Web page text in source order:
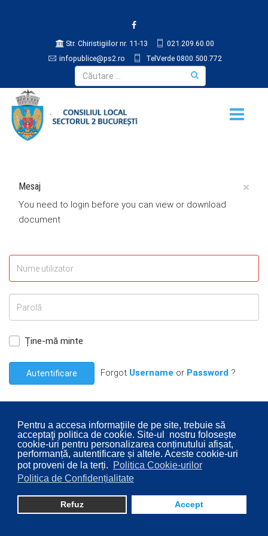
Pentru a accesa informaţiile de pe site, trebuie să
acceptaţi politica de cookie. Site-ul nostru folosește
cookie-uri pentru personalizarea conținutului afișat,
performanță, autentificare și altele. Aceste cookie-uri
pot proveni de la terți.
Politica Cookie-urilor
Politica de Confidențialitate
Refuz Accept
Str. Chiristigiilor nr. 11-13
021.209.60.00
infopublice@ps2.ro
TelVerde 0800.500.772
×
Mesaj
You need to login before you can view or download
document
Ține-mă minte
Autentificare Forgot Username or Password ?
© 2026 Consiliul Local al Sectorului 2 București. Designed By
Direcţia Transparenţă Instituţională - Compartimentul
Digitalizare